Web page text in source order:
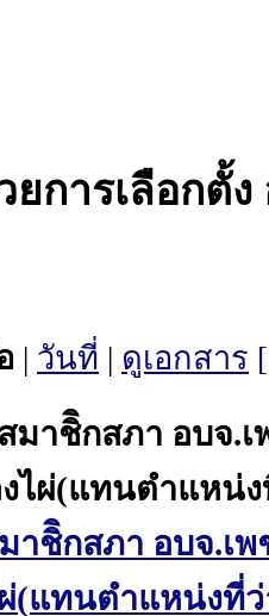
การเลือกตั้
| วันที่ | ดูเอกสาร
าชิิกสภา อบจ.เ
(แทนตำแหน่งที่ว่